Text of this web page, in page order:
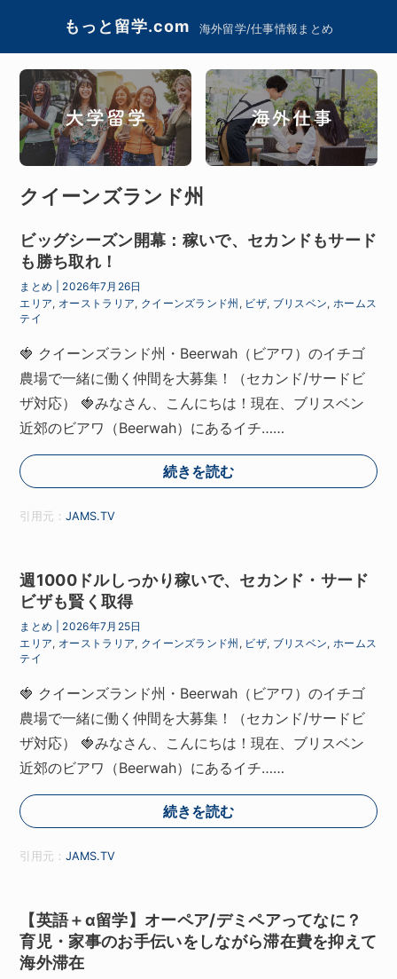
もっと留学.com 海外留学/仕事情報まとめ
クイーンズランド州
ビッグシーズン開幕：稼いで、セカンドもサード
も勝ち取れ！
まとめ
2026年7月26日
エリア, オーストラリア, クイーンズランド州 , ビザ, ブリスベン, ホームス
テイ
🍓 クイーンズランド州・Beerwah（ビアワ）のイチゴ
農場で一緒に働く仲間を大募集！（セカンド/サードビ
ザ対応） 🍓みなさん、こんにちは！現在、ブリスベン
近郊のビアワ（Beerwah）にあるイチ……
続きを読む
引用元：JAMS.TV
週1000ドルしっかり稼いで、セカンド・サード
ビザも賢く取得
まとめ
2026年7月25日
エリア, オーストラリア, クイーンズランド州 , ビザ, ブリスベン, ホームス
テイ
🍓 クイーンズランド州・Beerwah（ビアワ）のイチゴ
農場で一緒に働く仲間を大募集！（セカンド/サードビ
ザ対応） 🍓みなさん、こんにちは！現在、ブリスベン
近郊のビアワ（Beerwah）にあるイチ……
続きを読む
引用元：JAMS.TV
【英語＋α留学】オーペア/デミペアってなに？
育児・家事のお手伝いをしながら滞在費を抑えて
海外滞在